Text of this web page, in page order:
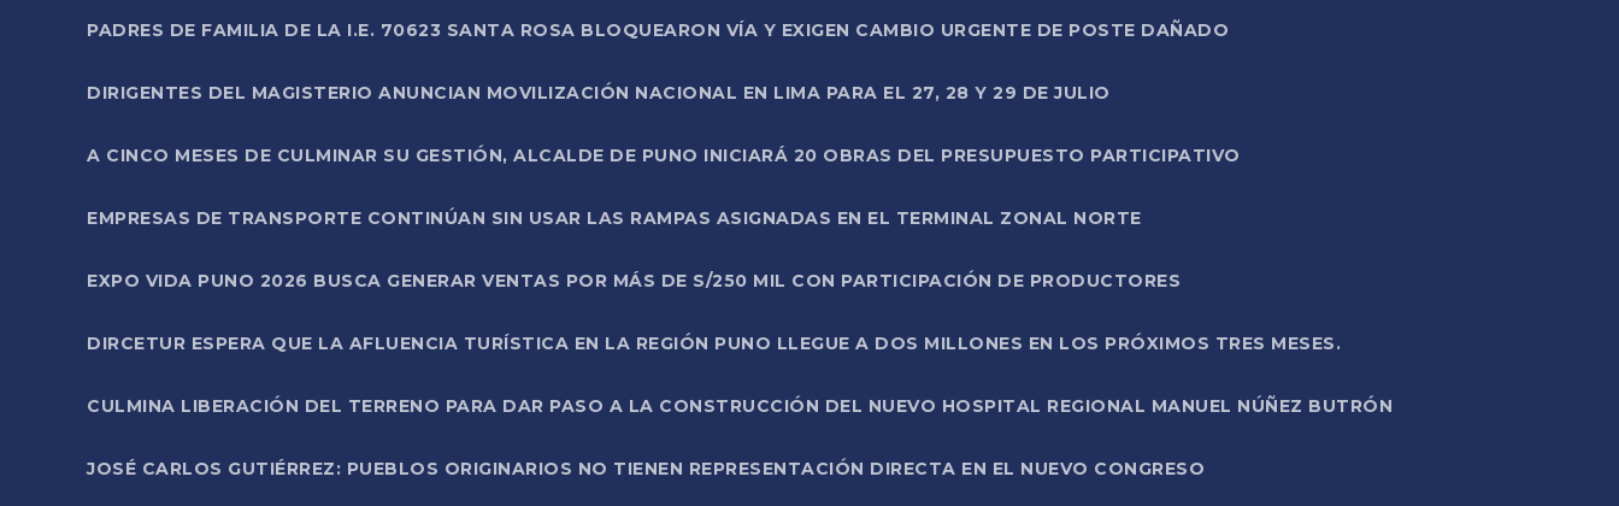
PADRES DE FAMILIA DE LA I.E. 70623 SANTA ROSA BLOQUEARON VÍA Y EXIGEN CAMBIO URGENTE DE POSTE DAÑADO
DIRIGENTES DEL MAGISTERIO ANUNCIAN MOVILIZACIÓN NACIONAL EN LIMA PARA EL 27, 28 Y 29 DE JULIO
A CINCO MESES DE CULMINAR SU GESTIÓN, ALCALDE DE PUNO INICIARÁ 20 OBRAS DEL PRESUPUESTO PARTICIPATIVO
EMPRESAS DE TRANSPORTE CONTINÚAN SIN USAR LAS RAMPAS ASIGNADAS EN EL TERMINAL ZONAL NORTE
EXPO VIDA PUNO 2026 BUSCA GENERAR VENTAS POR MÁS DE S/250 MIL CON PARTICIPACIÓN DE PRODUCTORES
DIRCETUR ESPERA QUE LA AFLUENCIA TURÍSTICA EN LA REGIÓN PUNO LLEGUE A DOS MILLONES EN LOS PRÓXIMOS TRES MESES.
CULMINA LIBERACIÓN DEL TERRENO PARA DAR PASO A LA CONSTRUCCIÓN DEL NUEVO HOSPITAL REGIONAL MANUEL NÚÑEZ BUTRÓN
JOSÉ CARLOS GUTIÉRREZ: PUEBLOS ORIGINARIOS NO TIENEN REPRESENTACIÓN DIRECTA EN EL NUEVO CONGRESO